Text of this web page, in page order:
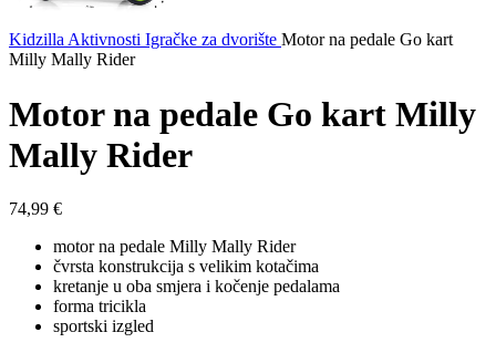
Kidzilla Aktivnosti Igračke za dvorište Motor na pedale Go kart
Milly Mally Rider
Motor na pedale Go kart Milly
Mally Rider
74,99 €
motor na pedale Milly Mally Rider
čvrsta konstrukcija s velikim kotačima
kretanje u oba smjera i kočenje pedalama
forma tricikla
sportski izgled